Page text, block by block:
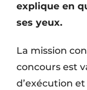
explique en
ses yeux.
La mission
concours est
d’exécution